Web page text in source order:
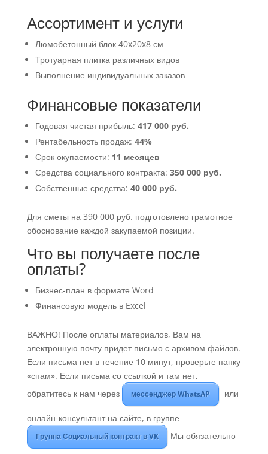
Ассортимент и услуги
Люмобетонный блок 40x20x8 см
Тротуарная плитка различных видов
Выполнение индивидуальных заказов
Финансовые показатели
Годовая чистая прибыль: 417 000 руб.
Рентабельность продаж: 44%
Срок окупаемости: 11 месяцев
Средства социального контракта: 350 000 руб.
Собственные средства: 40 000 руб.
Для сметы на 390 000 руб. подготовлено грамотное
обоснование каждой закупаемой позиции.
Что вы получаете после
оплаты?
Бизнес-план в формате Word
Финансовую модель в Excel
ВАЖНО! После оплаты материалов, Вам на
электронную почту придет письмо с архивом файлов.
Если письма нет в течение 10 минут, проверьте папку
«спам». Если письма со ссылкой и там нет,
обратитесь к нам через
мессенджер WhatsAP или
онлайн-консультант на сайте, в группе
Группа Социальный контракт в VK Мы обязательно